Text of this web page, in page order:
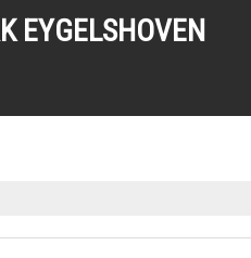
EYGELSHOVEN